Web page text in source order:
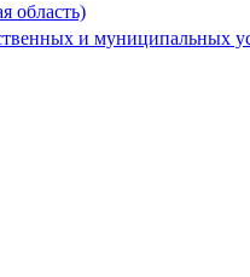
область)
и муниципальных